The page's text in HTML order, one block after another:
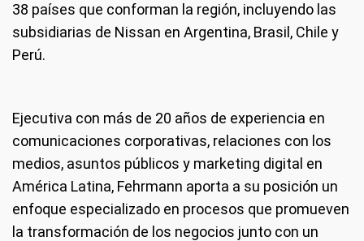
38 países que conforman la región, incluyendo las
subsidiarias de Nissan en Argentina, Brasil, Chile y
Perú.
Ejecutiva con más de 20 años de experiencia en
comunicaciones corporativas, relaciones con los
medios, asuntos públicos y marketing digital en
América Latina, Fehrmann aporta a su posición un
enfoque especializado en procesos que promueven
la transformación de los negocios junto con un